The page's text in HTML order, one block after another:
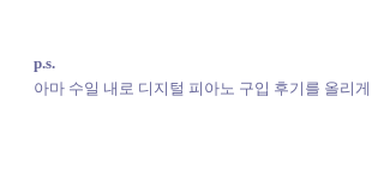
p.s.
아마 수일 내로 디지털 피아노 구입 후기를 올리